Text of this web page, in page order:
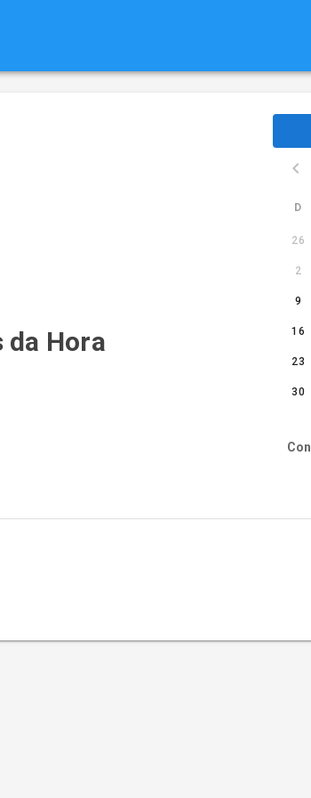
da Hora
D
26
2
9
16
23
30